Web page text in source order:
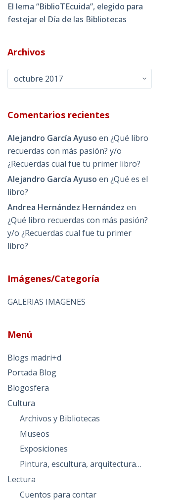
El lema “BiblioTEcuida”, elegido para
festejar el Día de las Bibliotecas
Archivos
Archivos
Comentarios recientes
Alejandro García Ayuso en¿Qué libro
recuerdas con más pasión? y/o
¿Recuerdas cual fue tu primer libro?
Alejandro García Ayuso en¿Qué es el
libro?
Andrea Hernández Hernández en
¿Qué libro recuerdas con más pasión?
y/o ¿Recuerdas cual fue tu primer
libro?
Imágenes/Categoría
GALERIAS IMAGENES
Menú
Blogs madri+d
Portada Blog
Blogosfera
Cultura
Archivos y Bibliotecas
Museos
Exposiciones
Pintura, escultura, arquitectura…
Lectura
Cuentos para contar